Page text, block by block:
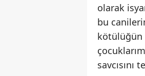
olarak
bu
kötülüğün